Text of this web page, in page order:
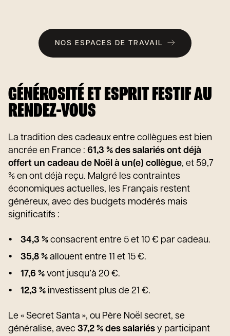
NOS ESPACES DE TRAVAIL
GÉNÉROSITÉ ET ESPRIT FESTIF AU
RENDEZ-VOUS
La tradition des cadeaux entre collègues est bien
ancrée en France : 61,3 % des salariés ont déjà
offert un cadeau de Noël à un(e) collègue, et 59,7
% en ont déjà reçu. Malgré les contraintes
économiques actuelles, les Français restent
généreux, avec des budgets modérés mais
significatifs :
34,3 % consacrent entre 5 et 10 € par cadeau.
35,8 % allouent entre 11 et 15 €.
17,6 % vont jusqu’à 20 €.
12,3 % investissent plus de 21 €.
Le « Secret Santa », ou Père Noël secret, se
généralise, avec 37,2 % des salariés y participant